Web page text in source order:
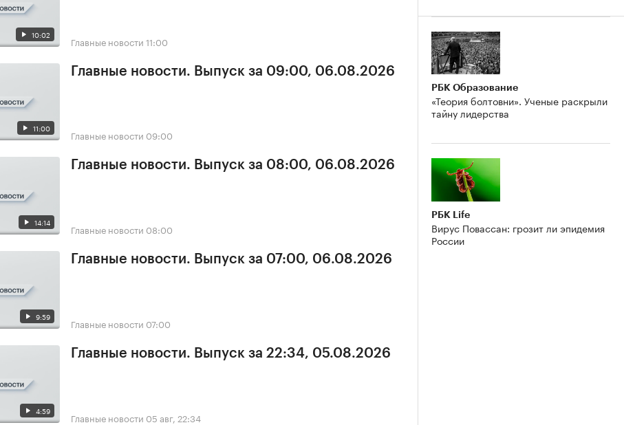
10:02 Главные новости 11:00
11:00
Главные новости. Выпуск за 09:00, 06.08.2026
Главные новости 09:00
14:14
Главные новости. Выпуск за 08:00, 06.08.2026
Главные новости 08:00
9:59
Главные новости. Выпуск за 07:00, 06.08.2026
Главные новости 07:00
4:59
Главные новости. Выпуск за 22:34, 05.08.2026
Главные новости 05 авг, 22:34
РБК Образование
«Теория болтовни». Ученые раскрыли
тайну лидерства
РБК Life
Вирус Повассан: грозит ли эпидемия
России